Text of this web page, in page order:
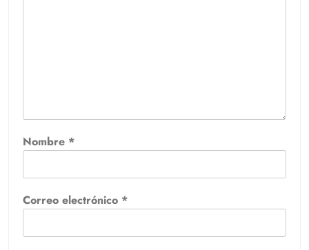
Nombre *
Correo electrónico *